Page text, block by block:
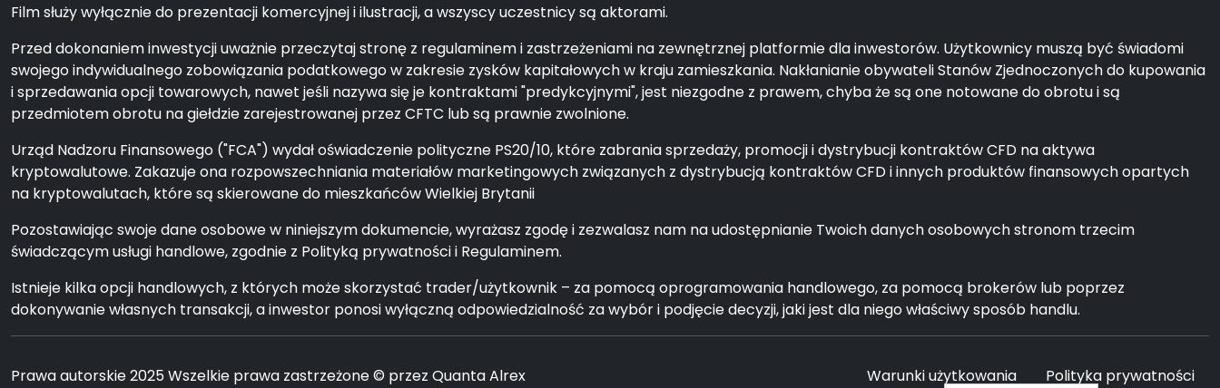
Film służy wyłącznie do prezentacji komercyjnej i ilustracji, a wszyscy uczestnicy są aktorami.
Przed dokonaniem inwestycji uważnie przeczytaj stronę z regulaminem i zastrzeżeniami na zewnętrznej platformie dla inwestorów. Użytkownicy muszą być świadomi
swojego indywidualnego zobowiązania podatkowego w zakresie zysków kapitałowych w kraju zamieszkania. Nakłanianie obywateli Stanów Zjednoczonych do kupowania
i sprzedawania opcji towarowych, nawet jeśli nazywa się je kontraktami "predykcyjnymi", jest niezgodne z prawem, chyba że są one notowane do obrotu i są
przedmiotem obrotu na giełdzie zarejestrowanej przez CFTC lub są prawnie zwolnione.
Urząd Nadzoru Finansowego ("FCA") wydał oświadczenie polityczne PS20/10, które zabrania sprzedaży, promocji i dystrybucji kontraktów CFD na aktywa
kryptowalutowe. Zakazuje ona rozpowszechniania materiałów marketingowych związanych z dystrybucją kontraktów CFD i innych produktów finansowych opartych
na kryptowalutach, które są skierowane do mieszkańców Wielkiej Brytanii
Pozostawiając swoje dane osobowe w niniejszym dokumencie, wyrażasz zgodę i zezwalasz nam na udostępnianie Twoich danych osobowych stronom trzecim
świadczącym usługi handlowe, zgodnie z Polityką prywatności i Regulaminem.
Istnieje kilka opcji handlowych, z których może skorzystać trader/użytkownik – za pomocą oprogramowania handlowego, za pomocą brokerów lub poprzez
dokonywanie własnych transakcji, a inwestor ponosi wyłączną odpowiedzialność za wybór i podjęcie decyzji, jaki jest dla niego właściwy sposób handlu.
Prawa autorskie 2025 Wszelkie prawa zastrzeżone © przez Quanta Alrex Warunki użytkowania Polityka prywatności